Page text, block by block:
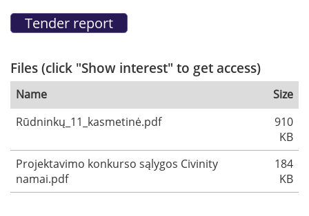
Files (click "Show interest" to get access)
Name
Size
Rūdninkų_11_kasmetinė.pdf
910
KB
Projektavimo konkurso sąlygos Civinity
namai.pdf
184
KB